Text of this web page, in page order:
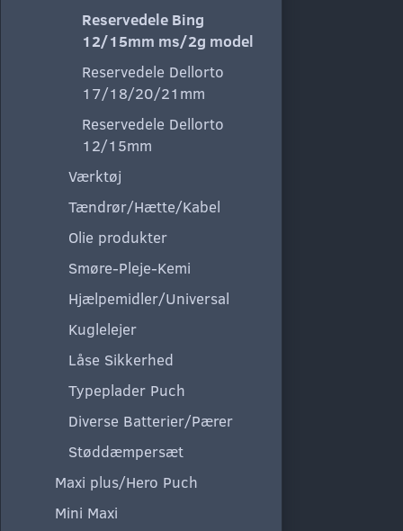
Reservedele Bing
12/15mm ms/2g model
Reservedele Dellorto
17/18/20/21mm
Reservedele Dellorto
12/15mm
Værktøj
Tændrør/Hætte/Kabel
Olie produkter
Smøre-Pleje-Kemi
Hjælpemidler/Universal
Kuglelejer
Låse Sikkerhed
Typeplader Puch
Diverse Batterier/Pærer
Støddæmpersæt
Maxi plus/Hero Puch
Mini Maxi